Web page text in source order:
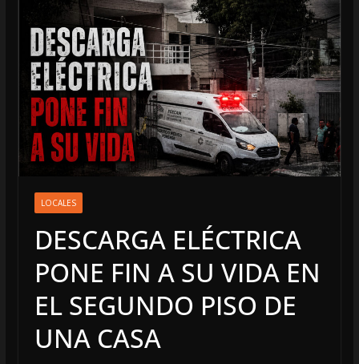
LOCALES
DESCARGA ELÉCTRICA
PONE FIN A SU VIDA EN
EL SEGUNDO PISO DE
UNA CASA